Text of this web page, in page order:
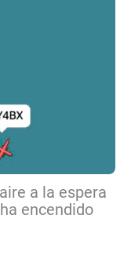
a la espera
encendido